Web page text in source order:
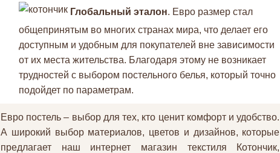
Глобальный эталон . Евро размер стал
общепринятым во многих странах мира, что делает его
доступным и удобным для покупателей вне зависимости
от их места жительства. Благодаря этому не возникает
трудностей с выбором постельного белья, который точно
подойдет по параметрам.
Евро постель – выбор для тех, кто ценит комфорт и удобство.
А широкий выбор материалов, цветов и дизайнов, которые
предлагает наш интернет магазин текстиля Котончик,